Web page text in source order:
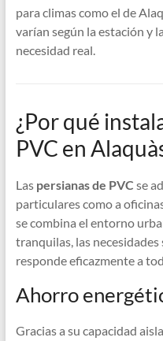
para climas como el de
varían según la estación y
necesidad real.
¿Por qué
PVC en
Las persianas de PVC se
particulares como a
se combina el entorno
tranquilas, las
responde eficazmente a
Ahorro
Gracias a su capacidad